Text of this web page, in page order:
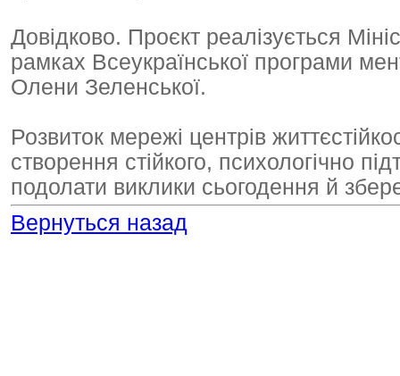
Довідково. Проєкт реалізується
рамках Всеукраїнської програми
Олени Зеленської.
Розвиток мережі центрів
створення стійкого, психологічно
подолати виклики сьогодення й
Вернуться назад